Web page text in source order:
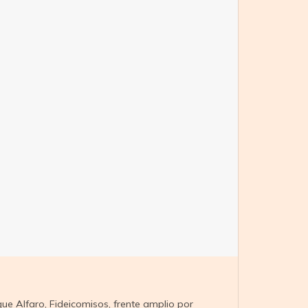
Alfaro, Fideicomisos, frente amplio por